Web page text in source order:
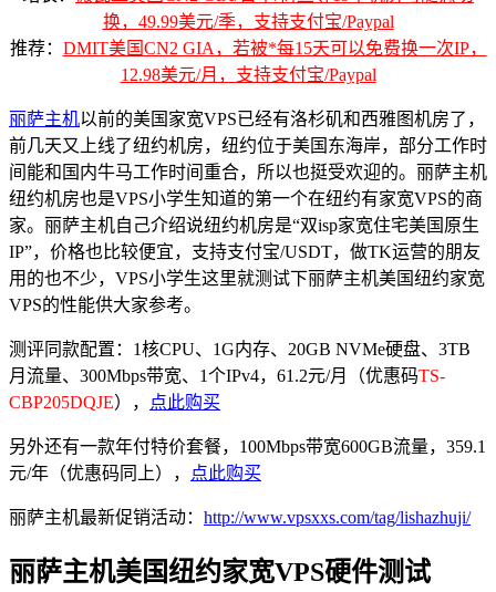
换，49.99美元/季，支持支付宝/Paypal
推荐： DMIT美国CN2 GIA，若被*每15天可以免费换一次IP，
12.98美元/月，支持支付宝/Paypal
丽萨主机以前的美国家宽VPS已经有洛杉矶和西雅图机房了，
前几天又上线了纽约机房，纽约位于美国东海岸，部分工作时
间能和国内牛马工作时间重合，所以也挺受欢迎的。丽萨主机
纽约机房也是VPS小学生知道的第一个在纽约有家宽VPS的商
家。丽萨主机自己介绍说纽约机房是“双isp家宽住宅美国原生
IP”，价格也比较便宜，支持支付宝/USDT，做TK运营的朋友
用的也不少，VPS小学生这里就测试下丽萨主机美国纽约家宽
VPS的性能供大家参考。
测评同款配置：1核CPU、1G内存、20GB NVMe硬盘、3TB
月流量、300Mbps带宽、1个IPv4，61.2元/月（优惠码TS-
CBP205DQJE）， 点此购买
另外还有一款年付特价套餐，100Mbps带宽600GB流量，359.1
元/年（优惠码同上），
点此购买
丽萨主机最新促销活动： http://www.vpsxxs.com/tag/lishazhuji/
丽萨主机美国纽约家宽VPS硬件测试